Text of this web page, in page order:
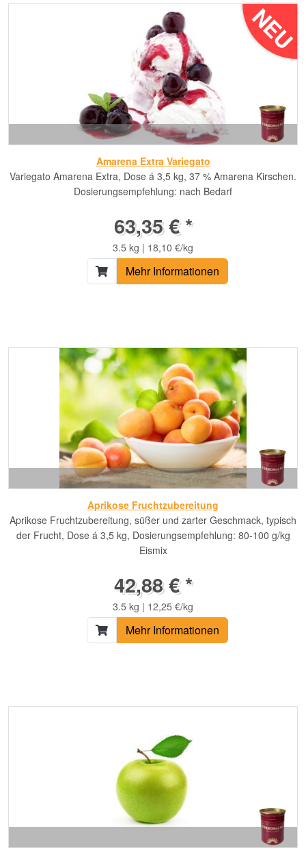
NEU
Amarena Extra Variegato
Variegato Amarena Extra, Dose á 3,5 kg, 37 % Amarena Kirschen.
Dosierungsempfehlung: nach Bedarf
63,35 € *
3.5 kg | 18,10 €/kg
Mehr Informationen
Aprikose Fruchtzubereitung
Aprikose Fruchtzubereitung, süßer und zarter Geschmack, typisch
der Frucht, Dose á 3,5 kg, Dosierungsempfehlung: 80-100 g/kg
Eismix
42,88 € *
3.5 kg | 12,25 €/kg
Mehr Informationen